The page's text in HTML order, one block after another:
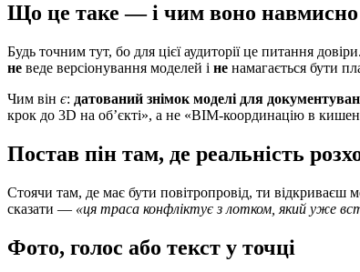
Що це таке — і чим воно
Будь точним тут, бо для цієї аудиторії це питання
не веде версіонування моделей і не намагається бути
Чим він є: датований знімок моделі для
крок до 3D на об’єкті», а не «BIM-координацію в
Постав пін там, де реальність
Стоячи там, де має бути повітропровід, ти відкриваєш
сказати — «ця траса конфліктує з лотком, який уже
Фото, голос або текст у точці